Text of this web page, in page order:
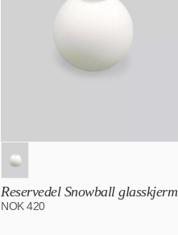
Reservedel Snowball glasskjerm
NOK420